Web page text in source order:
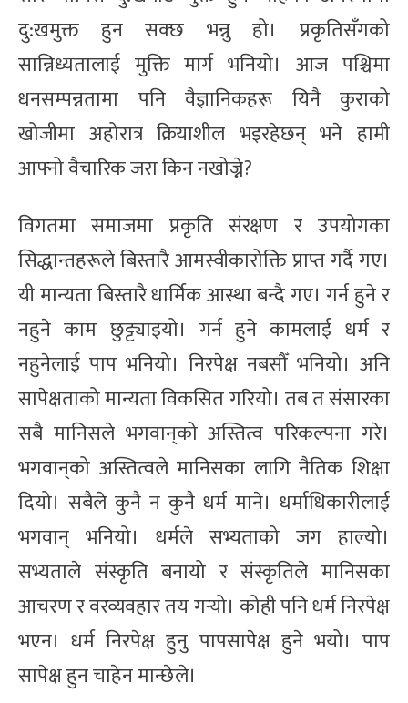
दु:खमुक्त हुन सक्छ भन्नु हो। प्रकृतिसँगको
सान्निध्यतालाई मुक्ति मार्ग भनियो। आज पश्चिमा
धनसम्पन्नतामा पनि वैज्ञानिकहरू यिनै कुराको
खोजीमा अहोरात्र क्रियाशील भइरहेछन् भने हामी
आफ्नो वैचारिक जरा किन नखोज्ने?
विगतमा समाजमा प्रकृति संरक्षण र उपयोगका
सिद्धान्तहरूले बिस्तारै आमस्वीकारोक्ति प्राप्त गर्दै गए।
यी मान्यता बिस्तारै धार्मिक आस्था बन्दै गए। गर्न हुने र
नहुने काम छुट्ट्याइयो। गर्न हुने कामलाई धर्म र
नहुनेलाई पाप भनियो। निरपेक्ष नबसौँ भनियो। अनि
सापेक्षताको मान्यता विकसित गरियो। तब त संसारका
सबै मानिसले भगवान्‌को अस्तित्व परिकल्पना गरे।
भगवान्‌को अस्तित्वले मानिसका लागि नैतिक शिक्षा
दियो। सबैले कुनै न कुनै धर्म माने। धर्माधिकारीलाई
भगवान् भनियो। धर्मले सभ्यताको जग हाल्यो।
सभ्यताले संस्कृति बनायो र संस्कृतिले मानिसका
आचरण र वरव्यवहार तय गर्‍यो। कोही पनि धर्म निरपेक्ष
भएन। धर्म निरपेक्ष हुनु पापसापेक्ष हुने भयो। पाप
सापेक्ष हुन चाहेन मान्छेले।